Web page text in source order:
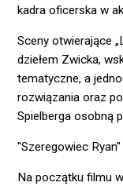
kadra oficerska w
Sceny otwierające
dziełem Zwicka,
tematyczne, a
rozwiązania oraz
Spielberga osobną
"Szeregowiec
Na początku filmu